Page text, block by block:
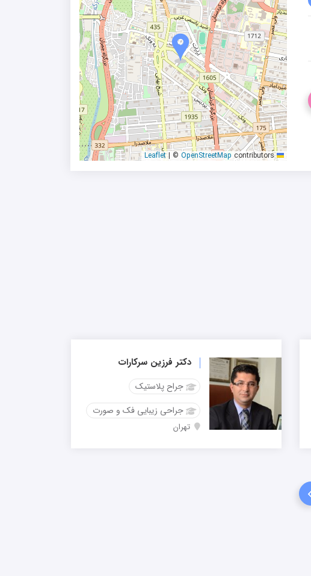
Leaflet
| © OpenStreetMap contributors
دکتر فرزین سرکارات
جراح پلاستیک
جراحی زیبایی فک و صورت
تهران